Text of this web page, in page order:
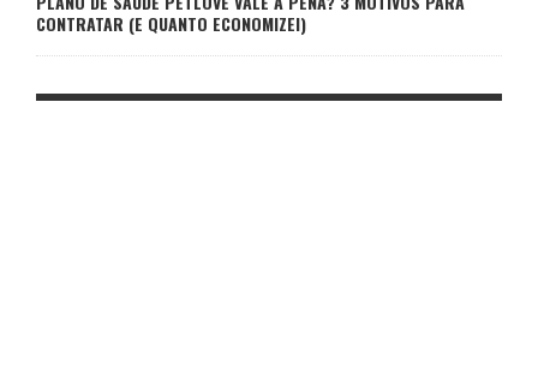
CONTRATAR (E QUANTO ECONOMIZEI)